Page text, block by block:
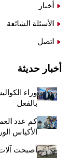
أخبار
الأسئلة الشائعة
اتصل
أخبار حديثة
وراء
بالفعل
كم عدد
الأكياس
أصبحت